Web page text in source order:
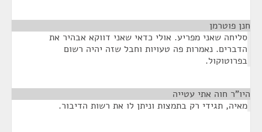
חנן פוטרמן
סליחה שאני מפריע. אולי כדאי שאני דווקא אבהיר את
הדברים. נאמרות פה טעויות וחבל שזה יהיה רשום
בפרוטוקול.
היו"ר חוה אתי עטייה
מאיה, תגידי רק בתמצות וניתן לו את רשות הדיבור.